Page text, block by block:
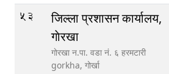
53
जिल्ला प्रशासन कार्यालय,
गाेरखा
गाेरखा न.पा. वडा नं. ६ हरमटारी
gorkha, गोर्खा